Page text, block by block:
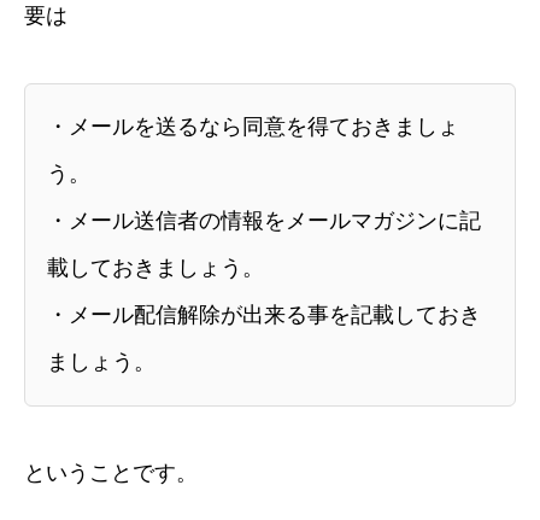
要は
・メールを送るなら同意を得ておきましょ
う。
・メール送信者の情報をメールマガジンに記
載しておきましょう。
・メール配信解除が出来る事を記載しておき
ましょう。
ということです。